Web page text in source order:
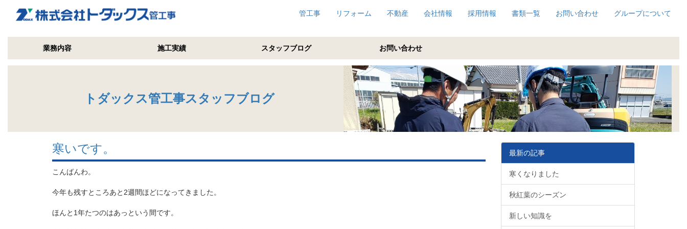
管工事 リフォーム 不動産 会社情報 採用情報 書類一覧 お問い合わせ グループについて
業務内容 施工実績 スタッフブログ お問い合わせ
トダックス管工事スタッフブログ
寒いです。
こんばんわ。
今年も残すところあと2週間ほどになってきました。
ほんと1年たつのはあっという間です。
最新の記事
寒くなりました
秋紅葉のシーズン
新しい知識を